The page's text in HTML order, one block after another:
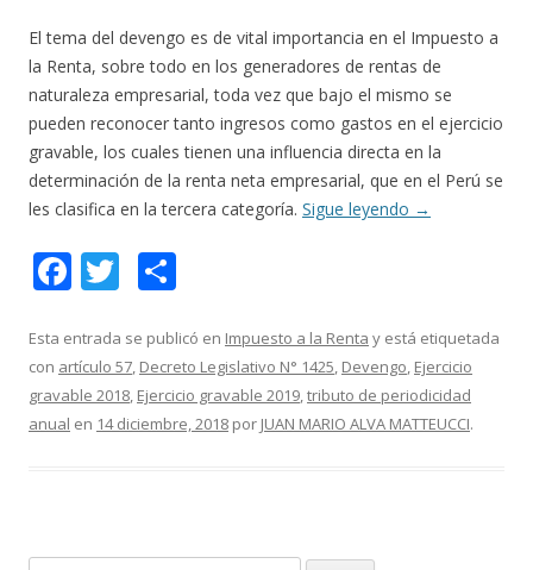
El tema del devengo es de vital importancia en el Impuesto a
la Renta, sobre todo en los generadores de rentas de
naturaleza empresarial, toda vez que bajo el mismo se
pueden reconocer tanto ingresos como gastos en el ejercicio
gravable, los cuales tienen una influencia directa en la
determinación de la renta neta empresarial, que en el Perú se
les clasifica en la tercera categoría. Sigue leyendo →
F
e
b
o
T
itt
er
m
p
ar
Esta entrada se publicó en Impuesto a la Renta y está etiquetada
con artículo 57, Decreto Legislativo N° 1425, Devengo, Ejercicio
gravable 2018, Ejercicio gravable 2019,tributo de periodicidad
anual en 14 diciembre, 2018 por JUAN MARIO ALVA MATTEUCCI.